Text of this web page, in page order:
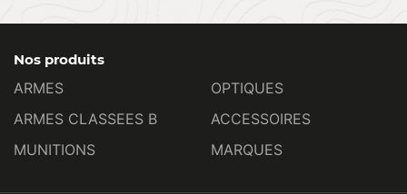
Nos produits
ARMES
ARMES CLASSEES B
MUNITIONS
OPTIQUES
ACCESSOIRES
MARQUES